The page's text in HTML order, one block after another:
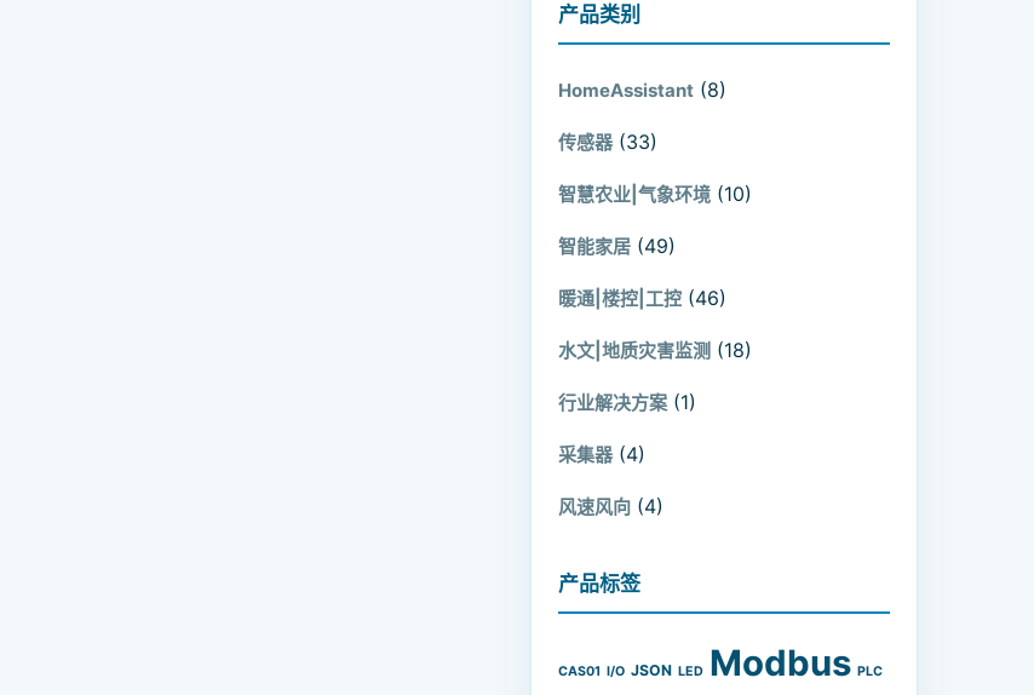
产品类别
HomeAssistant (8)
传感器 (33)
智慧农业|气象环境 (10)
智能家居 (49)
暖通|楼控|工控 (46)
水文|地质灾害监测 (18)
行业解决方案 (1)
采集器 (4)
风速风向 (4)
产品标签
CAS01 I/O JSON LED Modbus PLC